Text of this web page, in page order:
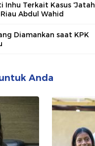
Inhu Terkait Kasus 'Jatah
Abdul Wahid
Diamankan saat KPK
Anda